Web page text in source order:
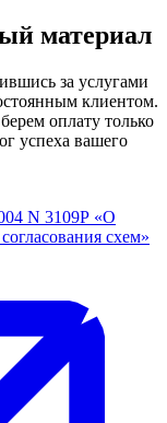
материал
за услугами
клиентом.
оплату только
успеха вашего
N 3109Р «О
схем»